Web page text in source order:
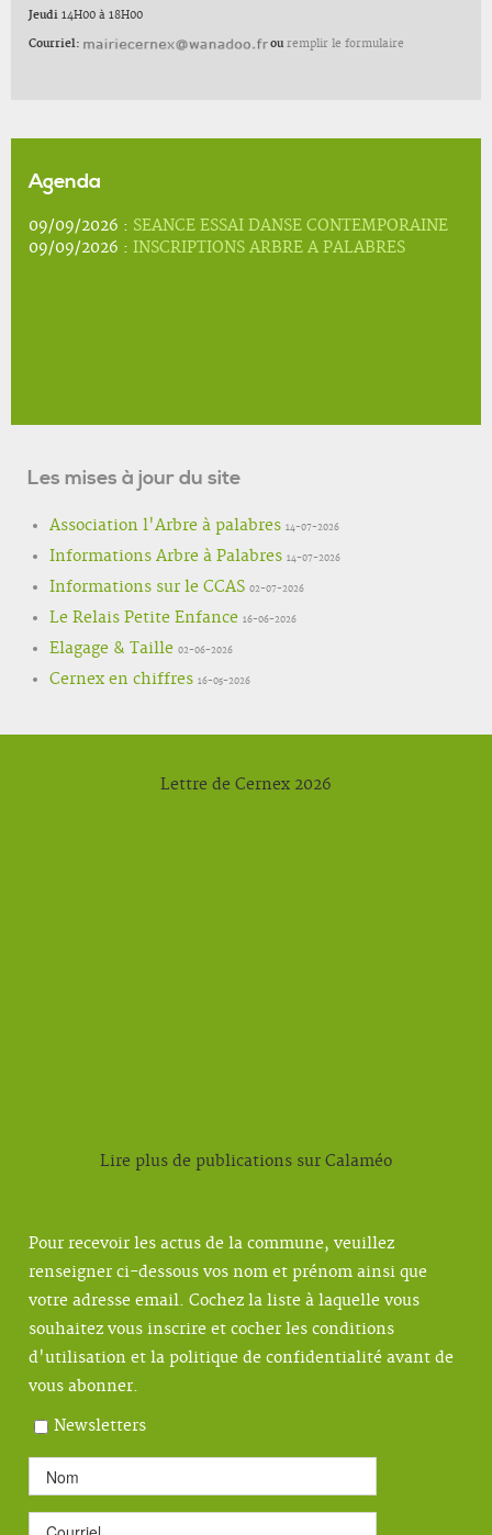
Jeudi 14H00 à 18H00
Courriel: ou remplir le formulaire
Agenda
09/09/2026 : SEANCE ESSAI DANSE CONTEMPORAINE
09/09/2026 : INSCRIPTIONS ARBRE A PALABRES
Les mises à jour du site
Association l'Arbre à palabres 14-07-2026
Informations Arbre à Palabres 14-07-2026
Informations sur le CCAS 02-07-2026
Le Relais Petite Enfance 16-06-2026
Elagage & Taille 02-06-2026
Cernex en chiffres 16-05-2026
Lettre de Cernex 2026
Lire plus de publications sur Calaméo
Pour recevoir les actus de la commune, veuillez
renseigner ci-dessous vos nom et prénom ainsi que
votre adresse email. Cochez la liste à laquelle vous
souhaitez vous inscrire et cocher les conditions
d'utilisation et la politique de confidentialité avant de
vous abonner.
Newsletters